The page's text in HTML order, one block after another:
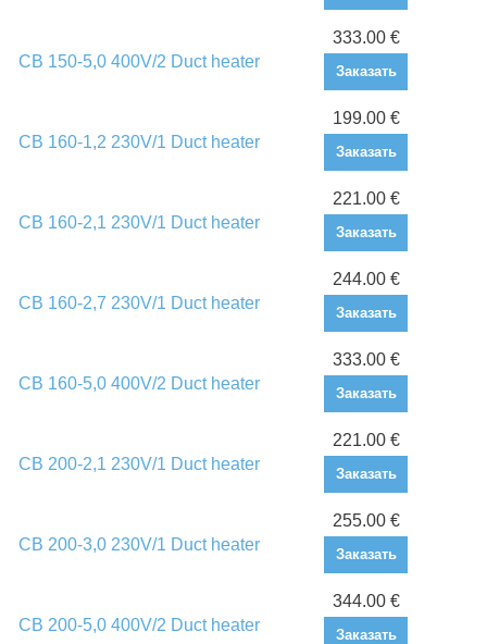
CB 150-5,0 400V/2 Duct heater
333.00 €
Заказать
CB 160-1,2 230V/1 Duct heater
199.00 €
Заказать
CB 160-2,1 230V/1 Duct heater
221.00 €
Заказать
CB 160-2,7 230V/1 Duct heater
244.00 €
Заказать
CB 160-5,0 400V/2 Duct heater
333.00 €
Заказать
CB 200-2,1 230V/1 Duct heater
221.00 €
Заказать
CB 200-3,0 230V/1 Duct heater
255.00 €
Заказать
CB 200-5,0 400V/2 Duct heater
344.00 €
Заказать